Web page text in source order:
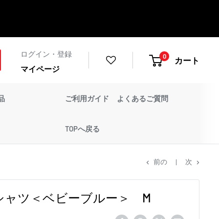
ログイン・登録
マイページ
0 カート
ご利用ガイド よくあるご質問
TOPへ戻る
前の 次
ャツ＜ベビーブルー＞ M